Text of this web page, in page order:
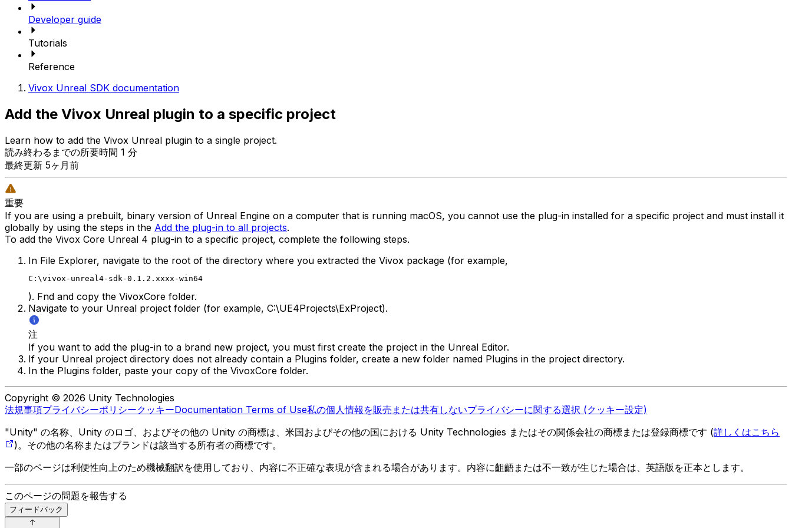
Developer guide
Tutorials
Reference
Vivox Unreal SDK documentation
Add the Vivox Unreal plugin to a specific project
Learn how to add the Vivox Unreal plugin to a single project.
読み終わるまでの所要時間 1 分
最終更新 5ヶ月前
重要
If you are using a prebuilt, binary version of Unreal Engine on a computer that is running macOS, you cannot use the plug-in installed for a specific project and must install it
globally by using the steps in the Add the plug-in to all projects.
To add the Vivox Core Unreal 4 plug-in to a specific project, complete the following steps.
In File Explorer, navigate to the root of the directory where you extracted the Vivox package (for example,
C:\vivox-unreal4-sdk-0.1.2.xxxx-win64
). Fnd and copy the VivoxCore folder.
Navigate to your Unreal project folder (for example, C:\UE4Projects\ExProject).
注
If you want to add the plug-in to a brand new project, you must first create the project in the Unreal Editor.
If your Unreal project directory does not already contain a Plugins folder, create a new folder named Plugins in the project directory.
In the Plugins folder, paste your copy of the VivoxCore folder.
Copyright © 2026 Unity Technologies
法規事項プライバシーポリシークッキーDocumentation Terms of Use私の個人情報を販売または共有しないプライバシーに関する選択 (クッキー設定)
"Unity" の名称、Unity のロゴ、およびその他の Unity の商標は、米国およびその他の国における Unity Technologies またはその関係会社の商標または登録商標です (詳しくはこちら
)。その他の名称またはブランドは該当する所有者の商標です。
一部のページは利便性向上のため機械翻訳を使用しており、内容に不正確な表現が含まれる場合があります。内容に齟齬または不一致が生じた場合は、英語版を正本とします。
このページの問題を報告する
フィードバック